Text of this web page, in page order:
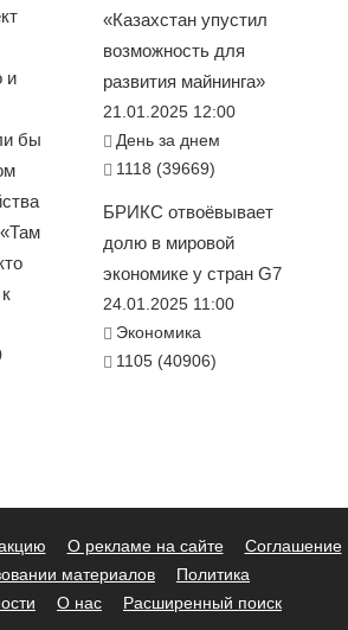
и
бы
«Казахстан упустил
возможность для
развития майнинга»
21.01.2025 12:00
День за днем
1118 (39669)
БРИКС отвоёвывает
долю в мировой
экономике у стран G7
24.01.2025 11:00
Экономика
1105 (40906)
О рекламе на сайте
Соглашение
материалов
Политика
О нас Расширенный поиск